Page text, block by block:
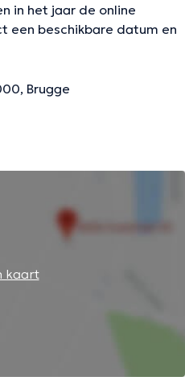
in het jaar de online
een beschikbare datum en
Brugge
kaart